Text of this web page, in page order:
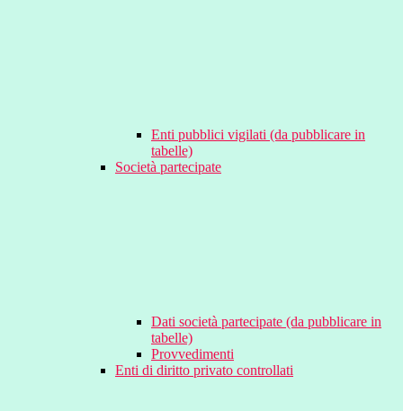
Enti pubblici vigilati (da pubblicare in
tabelle)
Società partecipate
Dati società partecipate (da pubblicare in
tabelle)
Provvedimenti
Enti di diritto privato controllati